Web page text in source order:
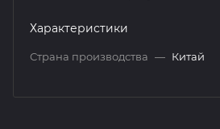
Характеристики
Страна производства — Китай